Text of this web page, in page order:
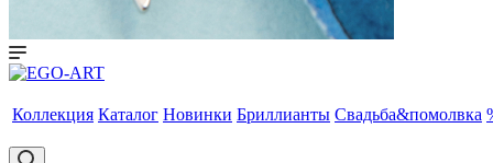
Коллекция Каталог Новинки Бриллианты Свадьба&помолвка